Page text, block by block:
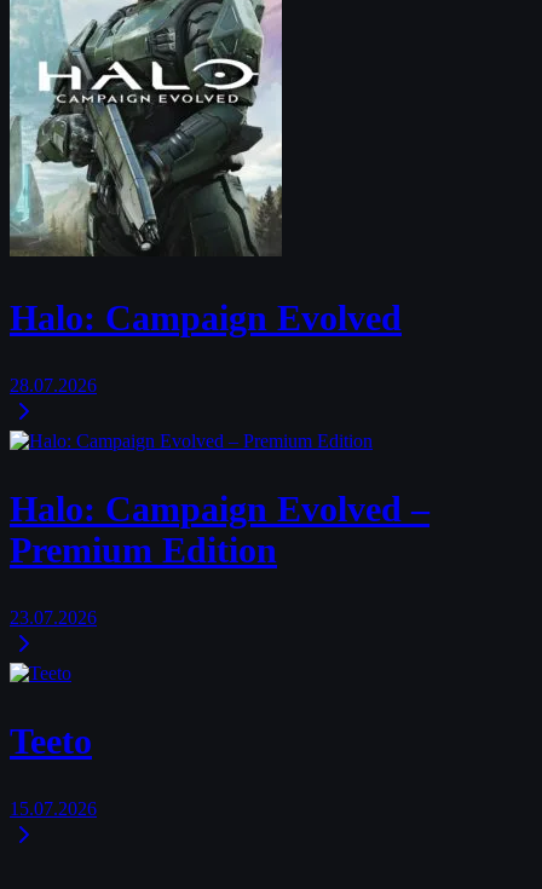
Halo: Campaign Evolved
28.07.2026
Halo: Campaign Evolved –
Premium Edition
23.07.2026
Teeto
15.07.2026